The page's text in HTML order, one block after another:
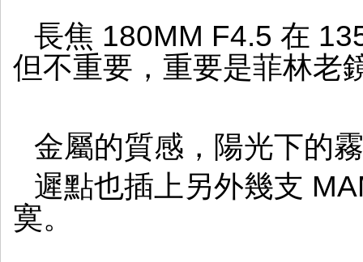
長焦 180MM F4.5 在
但不重要，重要是菲林老
金屬的質感，陽光下的
遲點也插上另外幾支
寞。